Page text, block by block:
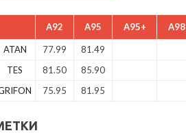
A92 A95 A95+ A98
ATAN 77.99 81.49
TES
81.50 85.90
75.95 81.95